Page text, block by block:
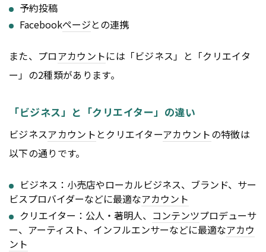
予約投稿
Facebookページとの連携
また、プロアカウントには「ビジネス」と「クリエイタ
ー」の2種類があります。
「ビジネス」と「クリエイター」の違い
ビジネスアカウント とクリエイターアカウントの特徴は
以下の通りです。
ビジネス：小売店やローカルビジネス、ブランド、サー
ビスプロバイダーなどに最適なアカウント
クリエイター：公人・著明人、 コンテンツプロデューサ
ー、アーティスト、インフルエンサーなどに最適なアカウ
ント